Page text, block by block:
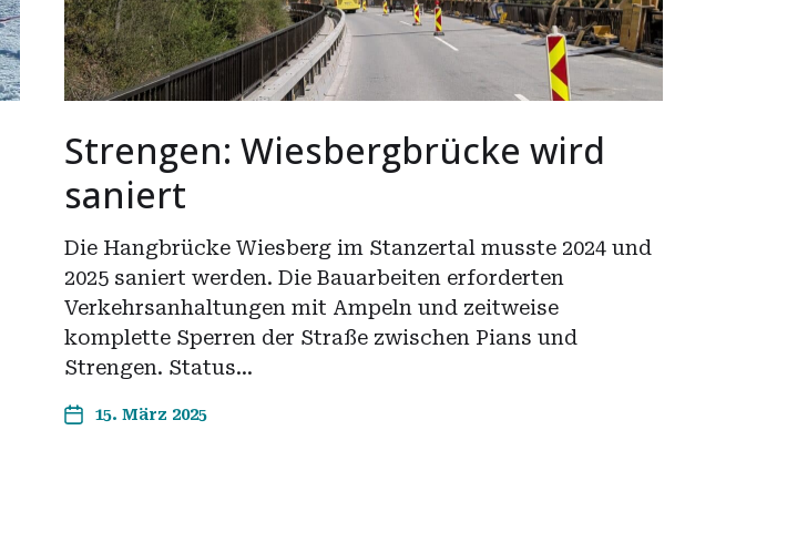
Strengen: Wiesbergbrücke wird
saniert
Die Hangbrücke Wiesberg im Stanzertal musste 2024 und
2025 saniert werden. Die Bauarbeiten erforderten
Verkehrsanhaltungen mit Ampeln und zeitweise
komplette Sperren der Straße zwischen Pians und
Strengen. Status…
15. März 2025